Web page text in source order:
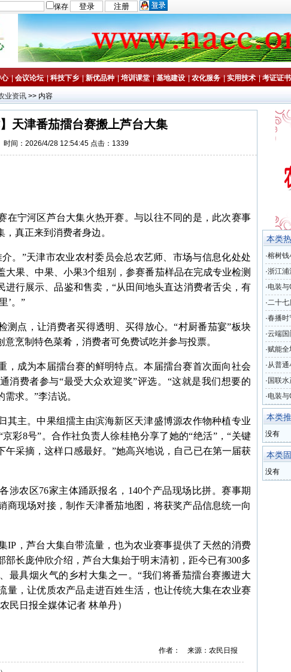
保存
|会议论坛 |科技下乡 |新优品种 |培训课堂 |基地建设 |农化服务 |实用技术 |考证证书
业资讯 >> 内容
】天津番茄擂台赛搬上芦台大集
时间：2026/4/28 12:54:45 点击：1339
在宁河区芦台大集火热开赛。与以往不同的是，此次赛事
真正来到消费者身边。
”天津市农业农村委员会总农艺师、市场与信息化处处
大果、中果、小果3个组别，参赛番茄样品在完成专业检测
进行展示、品鉴和售卖，“从田间地头直达消费者舌尖，有
’。”
点，让消费者买得透明、买得放心。“村厨番茄宴”板块
意烹制特色菜肴，消费者可免费试吃并参与投票。
成为本届擂台赛的鲜明特点。本届擂台赛首次面向社会
消费者参与“最受大众欢迎奖”评选。“这就是我们想要的
求。”李洁说。
主。中果组擂主由滨海新区天津盛博源农作物种植专业
彩8号”。合作社负责人徐桂艳分享了她的“绝活”，“关键
午采摘，这样口感最好。”她高兴地说，自己已在第一届获
农区76家主体踊跃报名，140个产品现场比拼。赛事期
商现场对接，制作天津番茄地图，将获奖产品信息统一向
，芦台大集自带流量，也为农业赛事提供了天然的消费
部长庞仲欣介绍，芦台大集始于明末清初，距今已有300多
最具烟火气的乡村大集之一。“我们将番茄擂台赛搬进大
量，让优质农产品走进百姓生活，也让传统大集在农业赛
民日报全媒体记者 林单丹）
作者： 来源：农民日报
本类
·榕树钱
·浙江浦
元起拍
·电装
启农业
·二十七
未来新
·春播时
·云端国
机场黄
·赋能全
案亮相
·从普通
变革
· 国联
添加虾
·电装
助力农
本类
没有
本类
没有